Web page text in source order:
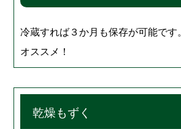
冷蔵すれば３か月も保存が可能です
オススメ！
乾燥もずく